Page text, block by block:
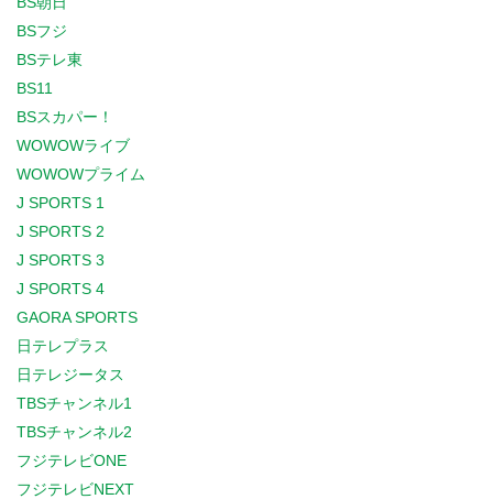
BSフジ
BSテレ東
BS11
BSスカパー！
WOWOWライブ
WOWOWプライム
J SPORTS 1
J SPORTS 2
J SPORTS 3
J SPORTS 4
GAORA SPORTS
日テレプラス
日テレジータス
TBSチャンネル1
TBSチャンネル2
フジテレビONE
フジテレビNEXT